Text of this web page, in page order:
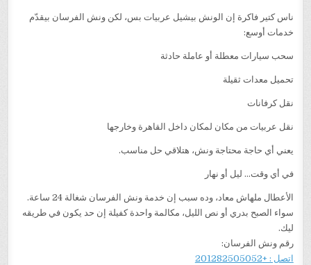
ناس كتير فاكرة إن الونش بيشيل عربيات بس، لكن ونش الفرسان بيقدّم
خدمات أوسع:
سحب سيارات معطلة أو عاملة حادثة
تحميل معدات ثقيلة
نقل كرفانات
نقل عربيات من مكان لمكان داخل القاهرة وخارجها
يعني أي حاجة محتاجة ونش، هتلاقي حل مناسب.
في أي وقت… ليل أو نهار
الأعطال ملهاش معاد، وده سبب إن خدمة ونش الفرسان شغالة 24 ساعة.
سواء الصبح بدري أو نص الليل، مكالمة واحدة كفيلة إن حد يكون في طريقه
ليك.
رقم ونش الفرسان:
اتصل : +201282505052